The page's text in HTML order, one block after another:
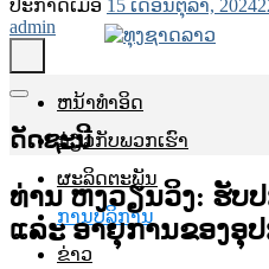
ຫນ້າທໍາອິດ
ກ່ຽວກັບພວກເຮົາ
ຜະລິດຕະພັນ
ການບໍລິການ
ຂ່າວ
ປະກາດເມື່ອ 15 ເດືອນຕຸລາ, 2024
admin
ດັດຊະນີ
ທ່ານ ຫງວຽນ​ວິງ: ຮັບ
ແລະ ອາຍຸ​ການ​ຂອງ​ອຸ